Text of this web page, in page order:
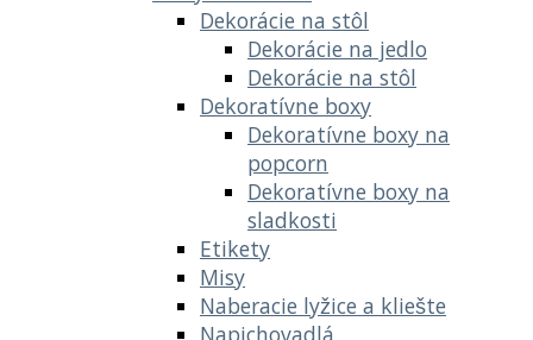
Dekorácie na stôl
Dekorácie na jedlo
Dekorácie na stôl
Dekoratívne boxy
Dekoratívne boxy na
popcorn
Dekoratívne boxy na
sladkosti
Etikety
Misy
Naberacie lyžice a kliešte
Napichovadlá